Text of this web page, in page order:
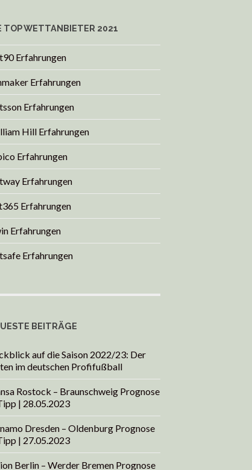
TOP WETTANBIETER 2021
Erfahrungen
Erfahrungen
Erfahrungen
Hill Erfahrungen
Erfahrungen
Erfahrungen
Erfahrungen
Erfahrungen
Erfahrungen
BEITRÄGE
auf die Saison 2022/23: Der
im deutschen Profifußball
Rostock – Braunschweig Prognose
| 28.05.2023
Dresden – Oldenburg Prognose
| 27.05.2023
Berlin – Werder Bremen Prognose